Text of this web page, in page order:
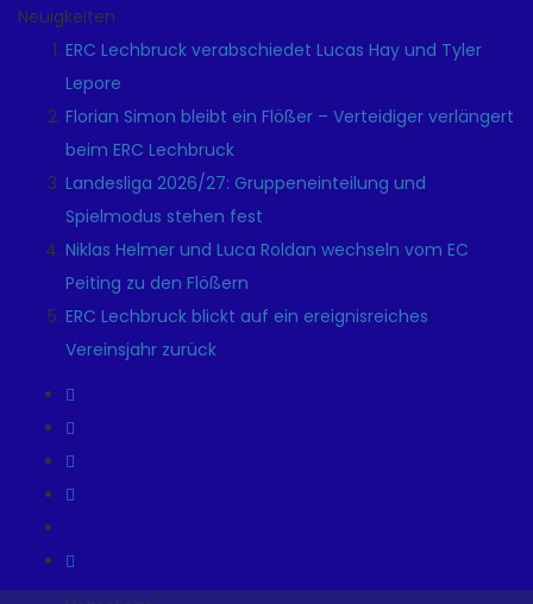
Neuigkeiten
ERC Lechbruck verabschiedet Lucas Hay und Tyler
Lepore
Florian Simon bleibt ein Flößer – Verteidiger verlängert
beim ERC Lechbruck
Landesliga 2026/27: Gruppeneinteilung und
Spielmodus stehen fest
Niklas Helmer und Luca Roldan wechseln vom EC
Peiting zu den Flößern
ERC Lechbruck blickt auf ein ereignisreiches
Vereinsjahr zurück